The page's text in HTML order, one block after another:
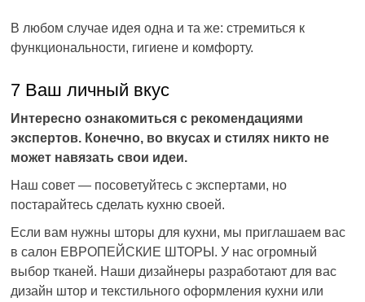
В любом случае идея одна и та же: стремиться к
функциональности, гигиене и комфорту.
7 Ваш личный вкус
Интересно ознакомиться с рекомендациями
экспертов. Конечно, во вкусах и стилях никто не
может навязать свои идеи.
Наш совет — посоветуйтесь с экспертами, но
постарайтесь сделать кухню своей.
Если вам нужны шторы для кухни, мы приглашаем вас
в салон ЕВРОПЕЙСКИЕ ШТОРЫ. У нас огромный
выбор тканей. Наши дизайнеры разработают для вас
дизайн штор и текстильного оформления кухни или